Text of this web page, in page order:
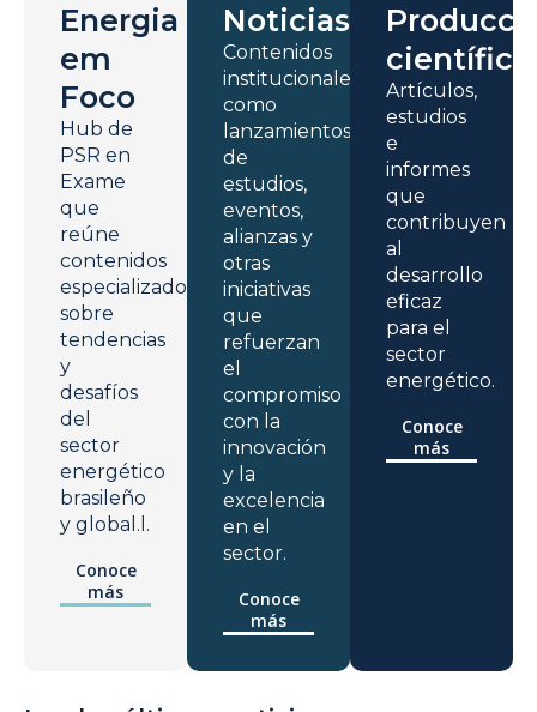
Energia
em
Foco
Hub de
PSR en
Exame
que
reúne
contenidos
especializados
sobre
tendencias
y
desafíos
del
sector
energético
brasileño
y global.l.
Conoce
más
Noticias
Contenidos
institucionales
como
lanzamientos
de
estudios,
eventos,
alianzas y
otras
iniciativas
que
refuerzan
el
compromiso
con la
innovación
y la
excelencia
en el
sector.
Conoce
más
Artículos,
estudios
e
informes
que
contribuyen
al
desarrollo
eficaz
para el
sector
energético.
Conoce
más